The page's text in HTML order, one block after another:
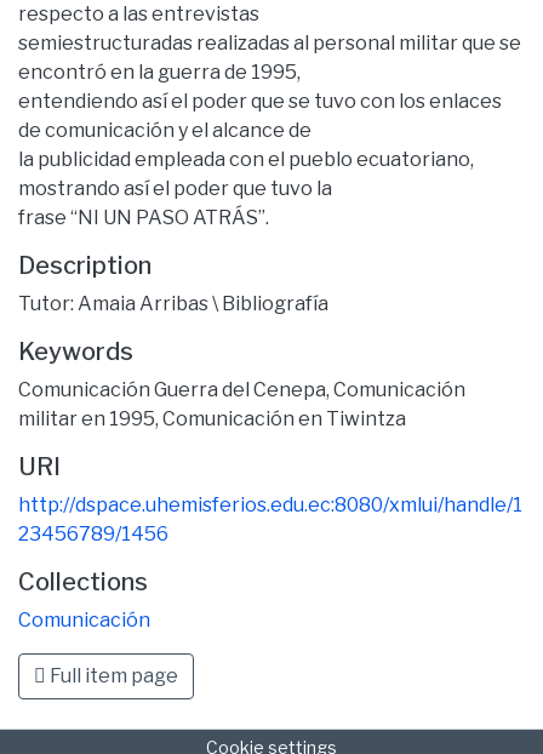
respecto a las entrevistas
semiestructuradas realizadas al personal militar que se
encontró en la guerra de 1995,
entendiendo así el poder que se tuvo con los enlaces
de comunicación y el alcance de
la publicidad empleada con el pueblo ecuatoriano,
mostrando así el poder que tuvo la
frase “NI UN PASO ATRÁS”.
Description
Tutor: Amaia Arribas \ Bibliografía
Keywords
Comunicación Guerra del Cenepa, Comunicación
militar en 1995, Comunicación en Tiwintza
URI
http://dspace.uhemisferios.edu.ec:8080/xmlui/handle/1
23456789/1456
Collections
Comunicación
Full item page
Cookie settings